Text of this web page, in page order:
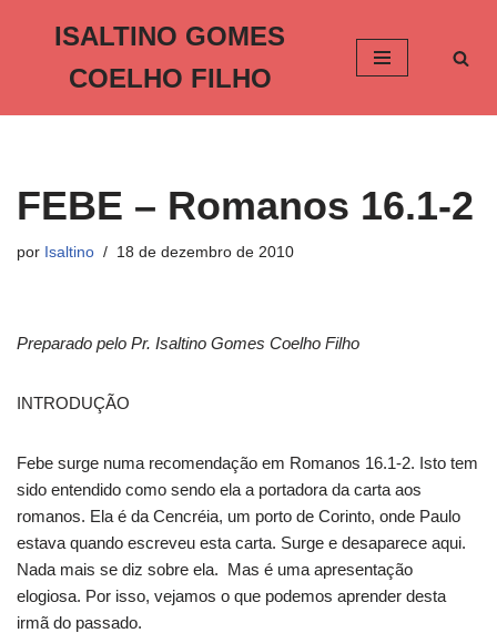
o
ISALTINO GOMES
COELHO FILHO
FEBE – Romanos 16.1-2
por Isaltino 18 de dezembro de 2010
Preparado pelo Pr. Isaltino Gomes Coelho Filho
INTRODUÇÃO
Febe surge numa recomendação em Romanos 16.1-2. Isto tem
sido entendido como sendo ela a portadora da carta aos
romanos. Ela é da Cencréia, um porto de Corinto, onde Paulo
estava quando escreveu esta carta. Surge e desaparece aqui.
Nada mais se diz sobre ela. Mas é uma apresentação
elogiosa. Por isso, vejamos o que podemos aprender desta
irmã do passado.